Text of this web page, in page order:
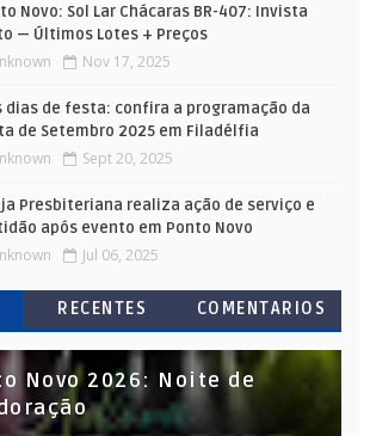
Novo: Sol Lar Chácaras BR-407: Invista
— Últimos Lotes + Preços
Nov 17, 2025
dias de festa: confira a programação da
de Setembro 2025 em Filadélfia
Sept 20, 2025
Presbiteriana realiza ação de serviço e
após evento em Ponto Novo
Jul 06, 2025
RECENTES COMENTARIOS
Novo 2026: Noite de